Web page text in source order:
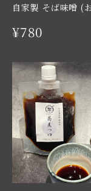
自家製 そば味噌 (
¥780